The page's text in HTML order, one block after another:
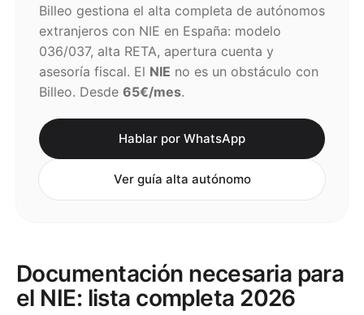
Billeo gestiona el alta completa de autónomos
extranjeros con NIE en España: modelo
036/037, alta RETA, apertura cuenta y
asesoría fiscal. El NIE no es un obstáculo con
Billeo. Desde 65€/mes.
Hablar por WhatsApp
Ver guía alta autónomo
Documentación necesaria para
el NIE: lista completa 2026